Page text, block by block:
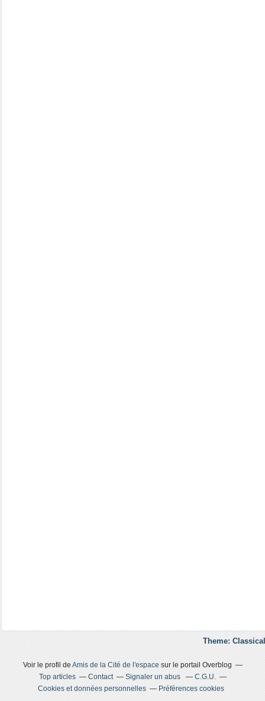
Theme:
Voir le profil de Amis de la Cité de l'espace sur le portail Overblog
Top articles
Contact Signaler un abus
C.G.U.
Cookies et données personnelles
Préférences cookies